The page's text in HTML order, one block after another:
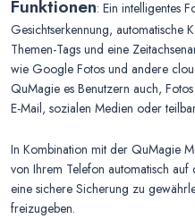
Funktionen: Ein intelligentes
Gesichtserkennung, automatische
Themen-Tags und eine
wie Google Fotos und andere
QuMagie es Benutzern auch,
E-Mail, sozialen Medien oder
In Kombination mit der QuMagie
von Ihrem Telefon automatisch
eine sichere Sicherung zu
freizugeben.